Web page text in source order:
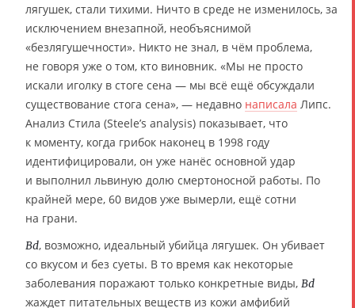
лягушек, стали тихими. Ничто в среде не изменилось, за
исключением внезапной, необъяснимой
«безлягушечности». Никто не знал, в чём проблема,
не говоря уже о том, кто виновник. «Мы не просто
искали иголку в стоге сена — мы всё ещё обсуждали
существование стога сена», — недавно написала Липс.
Анализ Стила (Steele’s analysis) показывает, что
к моменту, когда грибок наконец в 1998 году
идентифицировали, он уже нанёс основной удар
и выполнил львиную долю смертоносной работы. По
крайней мере, 60 видов уже вымерли, ещё сотни
на грани.
Bd, возможно, идеальный убийца лягушек. Он убивает
со вкусом и без суеты. В то время как некоторые
заболевания поражают только конкретные виды, Bd
жаждет питательных веществ из кожи амфибий